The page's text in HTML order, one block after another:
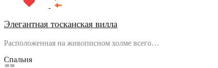
Элегантная тосканская вилла
Расположенная на живописном холме всего…
Спальня